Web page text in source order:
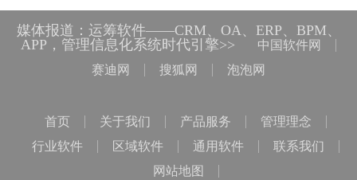
媒体报道：运筹软件——CRM、OA、ERP、BPM、
APP，管理信息化系统时代引擎>>
中国软件网
赛迪网
搜狐网 泡泡网
首页 关于我们 产品服务
管理理念
行业软件
区域软件 通用软件
联系我们
网站地图